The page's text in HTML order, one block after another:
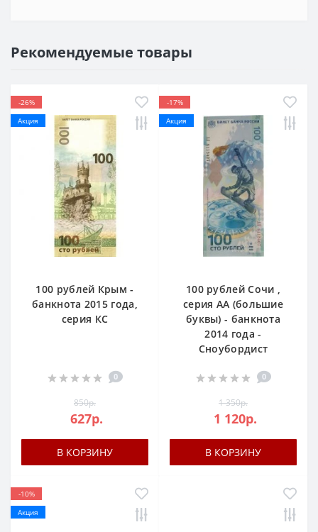
Рекомендуемые товары
-26%
Акция
100 рублей Крым -
банкнота 2015 года,
серия КС
0
850р.
627р.
В КОРЗИНУ
-17%
Акция
100 рублей Сочи ,
серия AA (большие
буквы) - банкнота
2014 года -
Сноубордист
0
1 350р.
1 120р.
В КОРЗИНУ
-10%
Акция